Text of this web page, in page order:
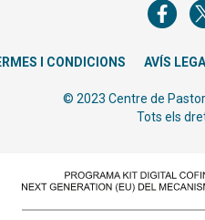
I CONDICIONS AVÍS
© 2023 Centre de
Tots els